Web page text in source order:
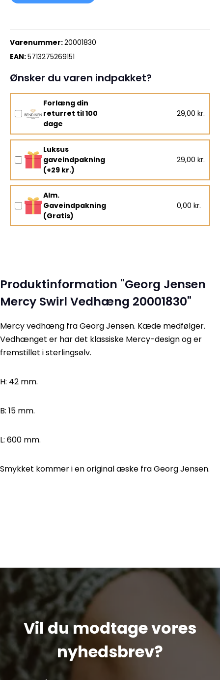
Varenummer:20001830
EAN:5713275269151
Ønsker du varen indpakket?
Forlæng din
returret til 100
dage
29,00 kr.
Luksus
gaveindpakning
(+29 kr.)
29,00 kr.
Alm.
Gaveindpakning
(Gratis)
0,00 kr.
Produktinformation "Georg Jensen
Mercy Swirl Vedhæng 20001830"
Mercy vedhæng fra Georg Jensen. Kæde medfølger.
Vedhænget er har det klassiske Mercy-design og er
fremstillet i sterlingsølv.
H: 42 mm.
B: 15 mm.
L: 600 mm.
Smykket kommer i en original æske fra Georg Jensen.
Vil du modtage vores
nyhedsbrev?